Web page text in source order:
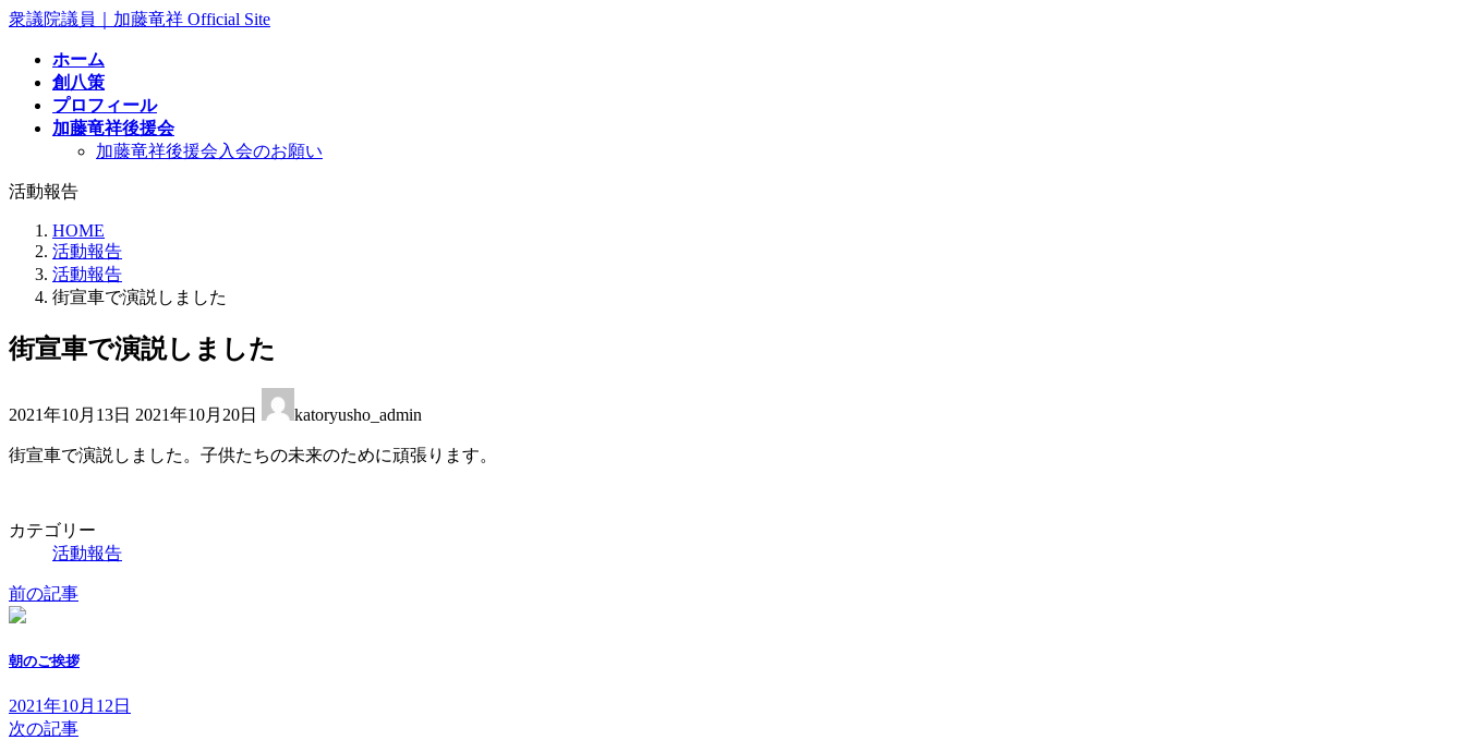
コ
ッ
ナ
移
衆議院議員｜加藤竜祥 Official Site
ホーム
創八策
プロフィール
加藤竜祥後援会
加藤竜祥後援会入会のお願い
活動報告
HOME
活動報告
活動報告
街宣車で演説しました
街宣車で演説しました
2021年10月13日 終
新
2021年10月20日 katoryusho_admin
街宣車で演説しました。子供たちの未来のために頑張ります。
カテゴリー
活動報告
前の記事
朝のご挨拶
2021年10月12日
次の記事